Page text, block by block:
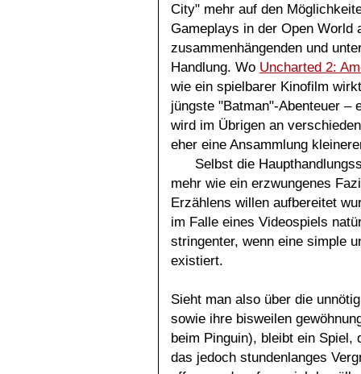
City" mehr auf den
Gameplays in der Open World
zusammenhängenden und
Handlung. Wo Uncharted 2:
wie ein spielbarer Kinofilm
jüngste "Batman"-Abenteuer –
wird im Übrigen an
eher eine Ansammlung
Selbst die
mehr wie ein erzwungenes
Erzählens willen aufbereitet
im Falle eines Videospiels
stringenter, wenn eine simple
existiert.
Sieht man also über die
sowie ihre bisweilen
beim Pinguin), bleibt ein Spiel,
das jedoch stundenlanges